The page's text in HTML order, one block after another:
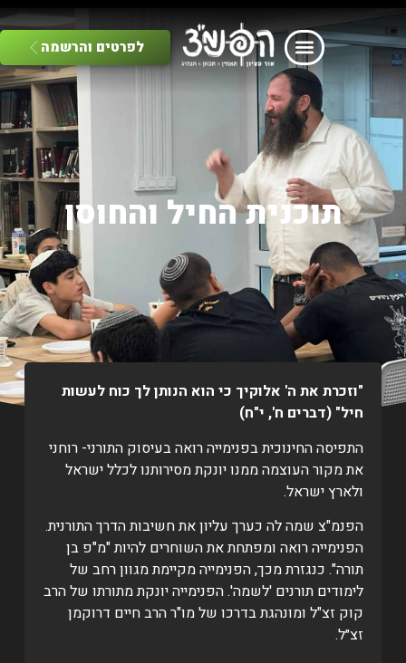
לפרטים והרשמה
תוכנית החיל והחוסן
"וזכרת את ה' אלוקיך כי הוא הנותן לך כוח לעשות
חיל" (דברים ח', י"ח)
התפיסה החינוכית בפנימייה רואה בעיסוק התורני- רוחני
את מקור העוצמה ממנו יונקת מסירותנו לכלל ישראל
ולארץ ישראל.
הפנמ"צ שמה לה כערך עליון את חשיבות הדרך התורנית.
הפנימייה רואה ומפתחת את השוחרים להיות "מ"פ בן
תורה". כנגזרת מכך, הפנימייה מקיימת מגוון רחב של
לימודים תורנים 'לשמה'. הפנימייה יונקת מתורתו של הרב
קוק זצ"ל ומונהגת בדרכו של מו"ר הרב חיים דרוקמן
זצ״ל.